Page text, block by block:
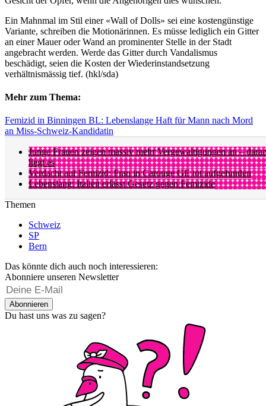
Ein Mahnmal im Stil einer «Wall of Dolls» sei eine kostengünstige
Variante, schreiben die Motionärinnen. Es müsse lediglich ein Gitter
an einer Mauer oder Wand an prominenter Stelle in der Stadt
angebracht werden. Werde das Gitter durch Vandalismus
beschädigt, seien die Kosten der Wiederinstandsetzung
verhältnismässig tief. (hkl/sda)
Mehr zum Thema:
Femizid in Binningen BL: Lebenslange Haft für Mann nach Mord
an Miss-Schweiz-Kandidatin
Junge Frauen zeigen massiv mehr Vergewaltigungen an –
liegt es
Verdacht auf Femizid: Frau in Carouge GE tot aufgefunden
Lebenslang: Italien erlässt Gesetz gegen Femizide
Themen
Schweiz
SP
Bern
Das könnte dich auch noch interessieren:
Abonniere unseren Newsletter
Abonnieren
Du hast uns was zu sagen?